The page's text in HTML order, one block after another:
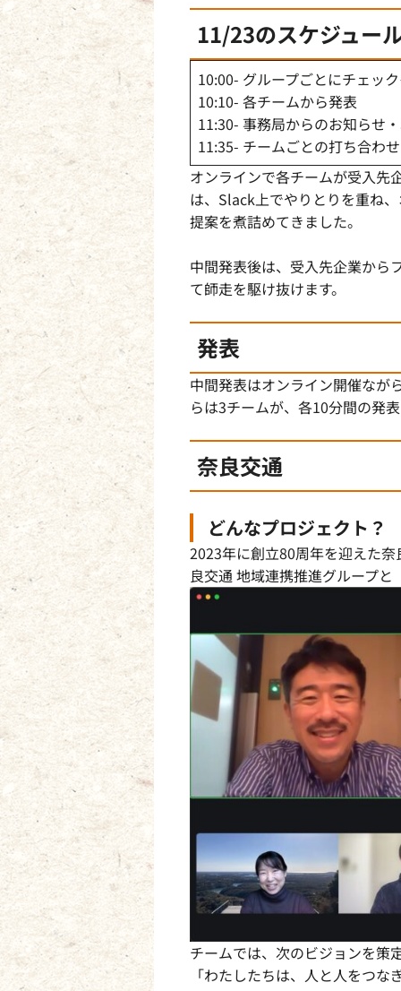
11/23のスケジュー
10:00- グループごとにチェッ
10:10- 各チームから発表
11:30- 事務局からのお知らせ
11:35- チームごとの打ち合わせ
オンラインで各チームが受入先
は、Slack上でやりとりを重ね
提案を煮詰めてきました。
中間発表後は、受入先企業から
て師走を駆け抜けます。
発表
中間発表はオンライン開催なが
らは3チームが、各10分間の発
奈良交通
どんなプロジェクト？
2023年に創立80周年を迎えた
良交通 地域連携推進グループ
チームでは、次のビジョンを策
「わたしたちは、人と人をつ